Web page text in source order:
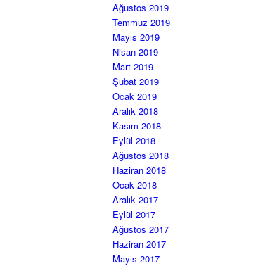
Ağustos 2019
Temmuz 2019
Mayıs 2019
Nisan 2019
Mart 2019
Şubat 2019
Ocak 2019
Aralık 2018
Kasım 2018
Eylül 2018
Ağustos 2018
Haziran 2018
Ocak 2018
Aralık 2017
Eylül 2017
Ağustos 2017
Haziran 2017
Mayıs 2017